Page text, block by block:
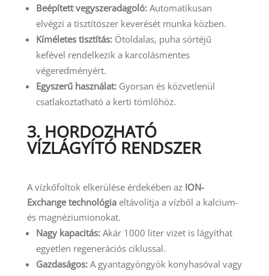
Beépített vegyszeradagoló: Automatikusan
elvégzi a tisztítószer keverését munka közben.
Kíméletes tisztítás: Ötoldalas, puha sörtéjű
kefével rendelkezik a karcolásmentes
végeredményért.
Egyszerű használat: Gyorsan és közvetlenül
csatlakoztatható a kerti tömlőhöz.
3. HORDOZHATÓ
VÍZLÁGYÍTÓ RENDSZER
A vízkőfoltok elkerülése érdekében az ION-
Exchange technológia eltávolítja a vízből a kalcium-
és magnéziumionokat.
Nagy kapacitás: Akár 1000 liter vizet is lágyíthat
egyetlen regenerációs ciklussal.
Gazdaságos: A gyantagyöngyök konyhasóval vagy